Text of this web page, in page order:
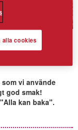
vi använde
god smak!
kan baka".
alla cookies